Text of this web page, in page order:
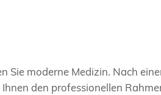
Sie moderne Medizin. Nach
den professionellen